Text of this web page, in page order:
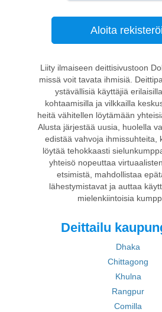
Aloita
Liity ilmaiseen deittisivustoon
missä voit tavata ihmisiä.
ystävällisiä käyttäjiä
kohtaamisilla ja vilkkailla
heitä vähitellen löytämään
Alusta järjestää uusia, huolella
edistää vahvoja ihmissuhteita,
löytää tehokkaasti
yhteisö nopeuttaa
etsimistä, mahdollistaa
lähestymistavat ja auttaa
mielenkiintoisia
Deittailu
Dhaka
Chittagong
Khulna
Rangpur
Comilla